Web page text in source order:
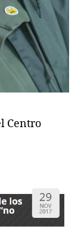
Centro